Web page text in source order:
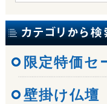
限定特価セ
壁掛け仏壇